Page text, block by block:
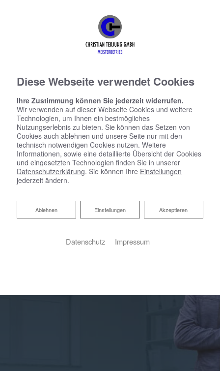
Diese Webseite verwendet Cookies
Ihre Zustimmung können Sie jederzeit widerrufen.
Wir verwenden auf dieser Webseite Cookies und weitere
Technologien, um Ihnen ein bestmögliches
Nutzungserlebnis zu bieten. Sie können das Setzen von
Cookies auch ablehnen und unsere Seite nur mit den
technisch notwendigen Cookies nutzen. Weitere
Informationen, sowie eine detaillierte Übersicht der Cookies
und eingesetzten Technologien finden Sie in unserer
Datenschutzerklärung. Sie können Ihre Einstellungen
jederzeit ändern.
Akzeptieren
Einstellungen
Ablehnen
Ablehnen
Datenschutz Impressum